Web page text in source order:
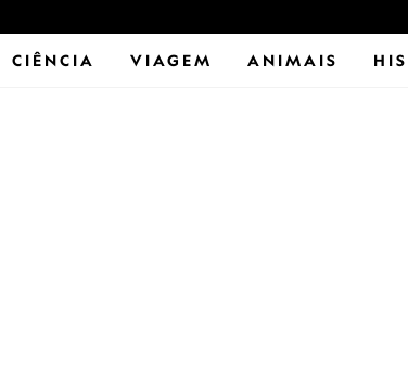
CIÊNCIA VIAGEM ANIMAIS